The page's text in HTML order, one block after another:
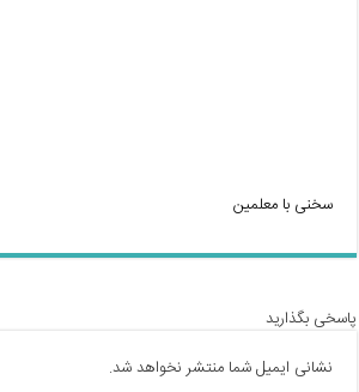
سخنی با معلمین
پاسخی بگذارید
نشانی ایمیل شما منتشر نخواهد شد.